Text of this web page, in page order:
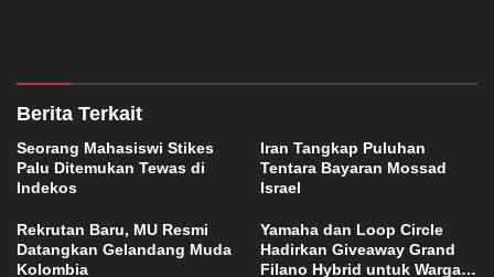
Berita Terkait
Seorang Mahasiswi Stikes
Palu Ditemukan Tewas di
Indekos
Iran Tangkap Puluhan
Tentara Bayaran Mossad
Israel
Rekrutan Baru, MU Resmi
Datangkan Gelandang Muda
Kolombia
Yamaha dan Loop Circle
Hadirkan Giveaway Grand
Filano Hybrid untuk Warga